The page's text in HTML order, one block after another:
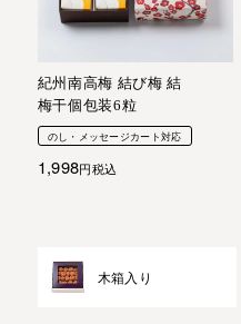
紀州南高梅 結び梅 結
梅干個包装6粒
のし・メッセージカート対応
1,998 税込
木箱入り